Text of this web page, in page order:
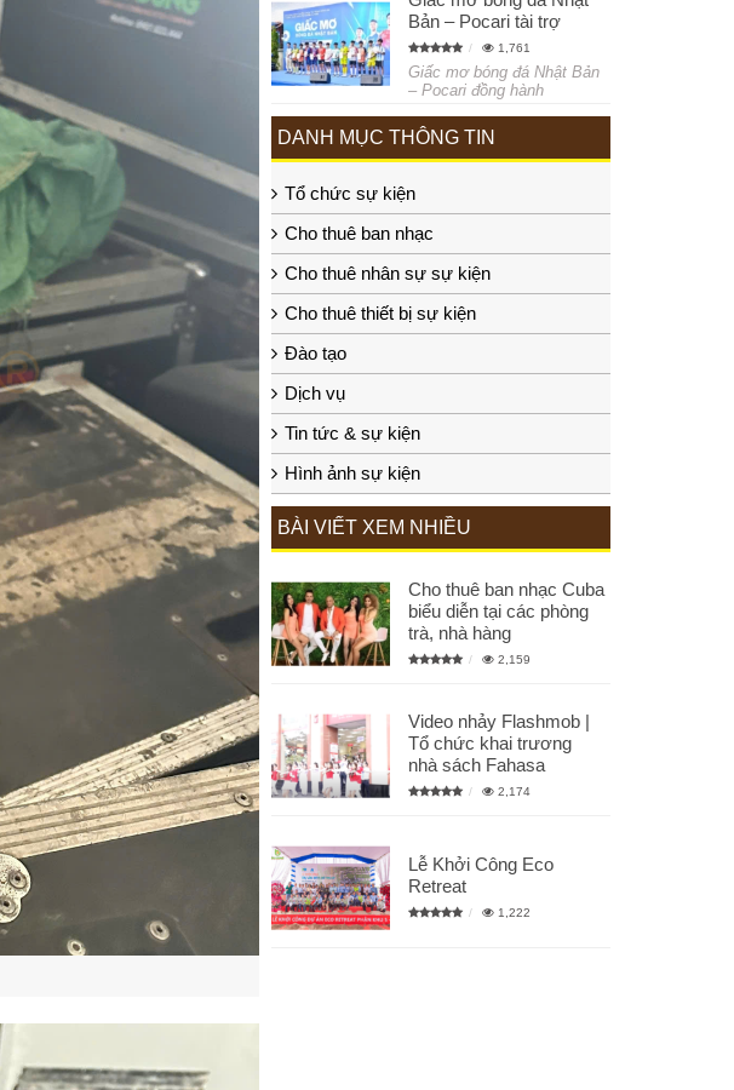
Bản – Pocari tài trợ
1,761
Giấc mơ bóng đá Nhật Bản
– Pocari đồng hành
DANH MỤC THÔNG TIN
Tổ chức sự kiện
Cho thuê ban nhạc
Cho thuê nhân sự sự kiện
Cho thuê thiết bị sự kiện
Đào tạo
Dịch vụ
Tin tức & sự kiện
Hình ảnh sự kiện
BÀI VIẾT XEM NHIỀU
Cho thuê ban nhạc Cuba
biểu diễn tại các phòng
trà, nhà hàng
2,159
Video nhảy Flashmob |
Tổ chức khai trương
nhà sách Fahasa
2,174
Lễ Khởi Công Eco
Retreat
1,222